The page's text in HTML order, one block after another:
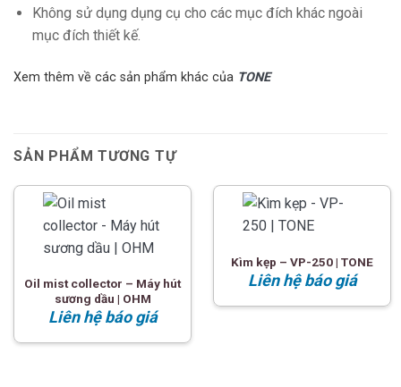
Không sử dụng dụng cụ cho các mục đích khác ngoài
mục đích thiết kế.
Xem thêm về các sản phẩm khác của TONE
SẢN PHẨM TƯƠNG TỰ
Oil mist collector – Máy hút
sương dầu | OHM
Liên hệ báo giá
Kìm kẹp – VP-250 | TONE
Liên hệ báo giá